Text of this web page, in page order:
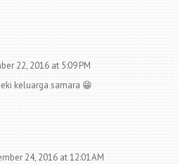
22, 2016 at 5:09 PM
keluarga samara 😁
24, 2016 at 12:01 AM